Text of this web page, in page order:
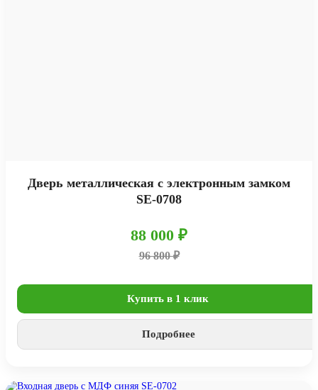
Дверь металлическая с электронным замком
SE-0708
88 000 ₽
96 800 ₽
Купить в 1 клик
Подробнее